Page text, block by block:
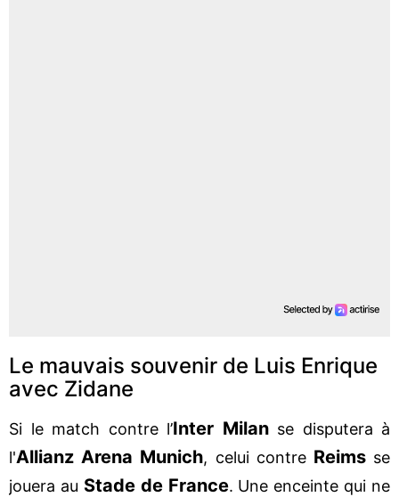
Le mauvais souvenir de Luis Enrique
avec Zidane
Si le match contre l’Inter Milan se disputera à
l'Allianz Arena Munich, celui contre Reimsse
jouera au Stade de France. Une enceinte qui ne